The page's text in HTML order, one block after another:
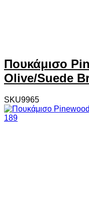
Πουκάμισο
Olive/Suede
SKU9965